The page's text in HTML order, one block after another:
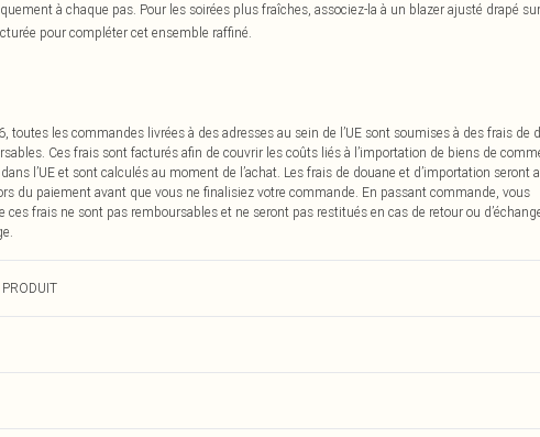
à chaque pas. Pour les soirées plus fraîches, associez-la à un blazer ajusté drapé
pour compléter cet ensemble raffiné.
les commandes livrées à des adresses au sein de l’UE sont soumises à des frais de
Ces frais sont facturés afin de couvrir les coûts liés à l’importation de biens de
l’UE et sont calculés au moment de l’achat. Les frais de douane et d’importation seront
du paiement avant que vous ne finalisiez votre commande. En passant commande, vous
ces frais ne sont pas remboursables et ne seront pas restitués en cas de retour ou